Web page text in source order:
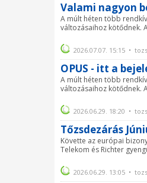
Valami nagyon
A múlt héten több
változásaihoz kötődnek.
2026.07.07. 15:15 •
OPUS - itt a
A múlt héten több
változásaihoz kötődnek.
2026.06.29. 18:20 •
Tőzsdezárás
Követte az európai
Telekom és Richter
2026.06.29. 13:05 •